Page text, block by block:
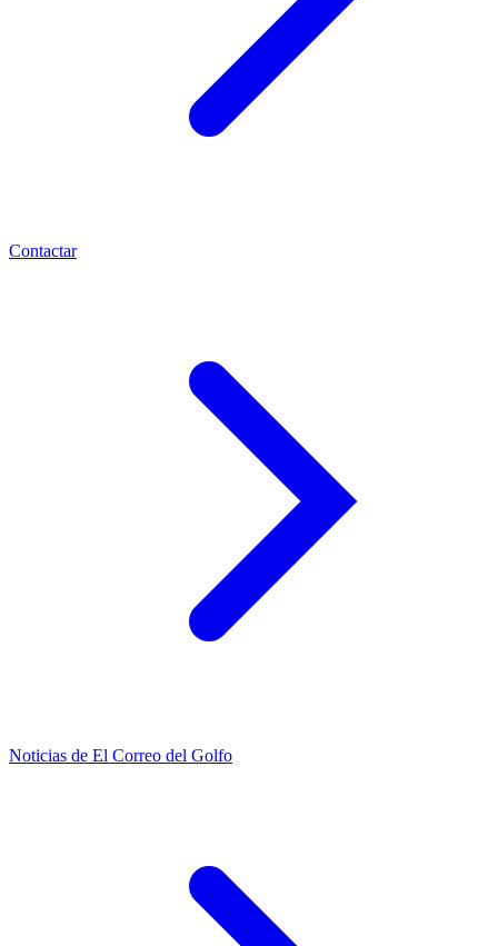
Contactar
Noticias de El Correo del Golfo